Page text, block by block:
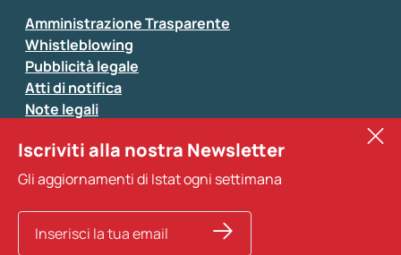
Si prega di non fornire dati di natura personale (ad
esempio dati di contatto). Per ogni altra comunicazione
e per richiedere dati, pubblicazioni, file di microdati,
Amministrazione Trasparente
Whistleblowing
Pubblicità legale
Atti di notifica
Note legali
Sistan
Altri servizi
Iscriviti alla nostra Newsletter
Gli aggiornamenti di Istat ogni settimana